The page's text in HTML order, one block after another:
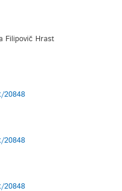
Filipovič Hrast
20848
20848
20848